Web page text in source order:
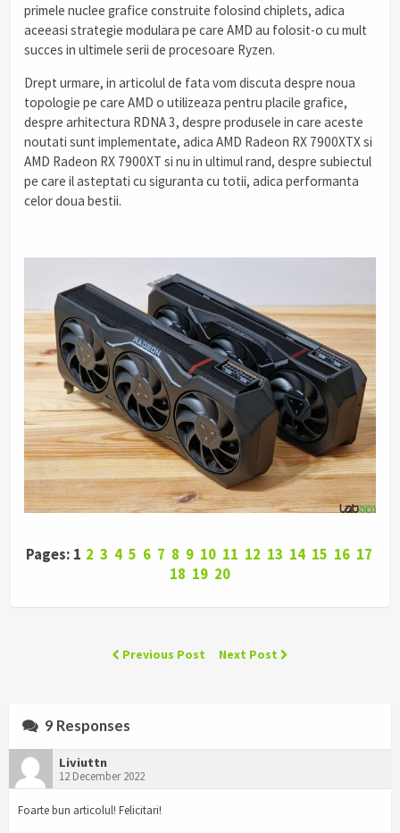
primele nuclee grafice construite folosind chiplets, adica
aceeasi strategie modulara pe care AMD au folosit-o cu mult
succes in ultimele serii de procesoare Ryzen.
Drept urmare, in articolul de fata vom discuta despre noua
topologie pe care AMD o utilizeaza pentru placile grafice,
despre arhitectura RDNA 3, despre produsele in care aceste
noutati sunt implementate, adica AMD Radeon RX 7900XTX si
AMD Radeon RX 7900XT si nu in ultimul rand, despre subiectul
pe care il asteptati cu siguranta cu totii, adica performanta
celor doua bestii.
Pages: 1 2 3 4 5 6 7 8 9 10 11 12 13 14 15 16 17
18 19 20
Previous Post Next Post
9 Responses
Liviuttn
12 December 2022
Foarte bun articolul! Felicitari!